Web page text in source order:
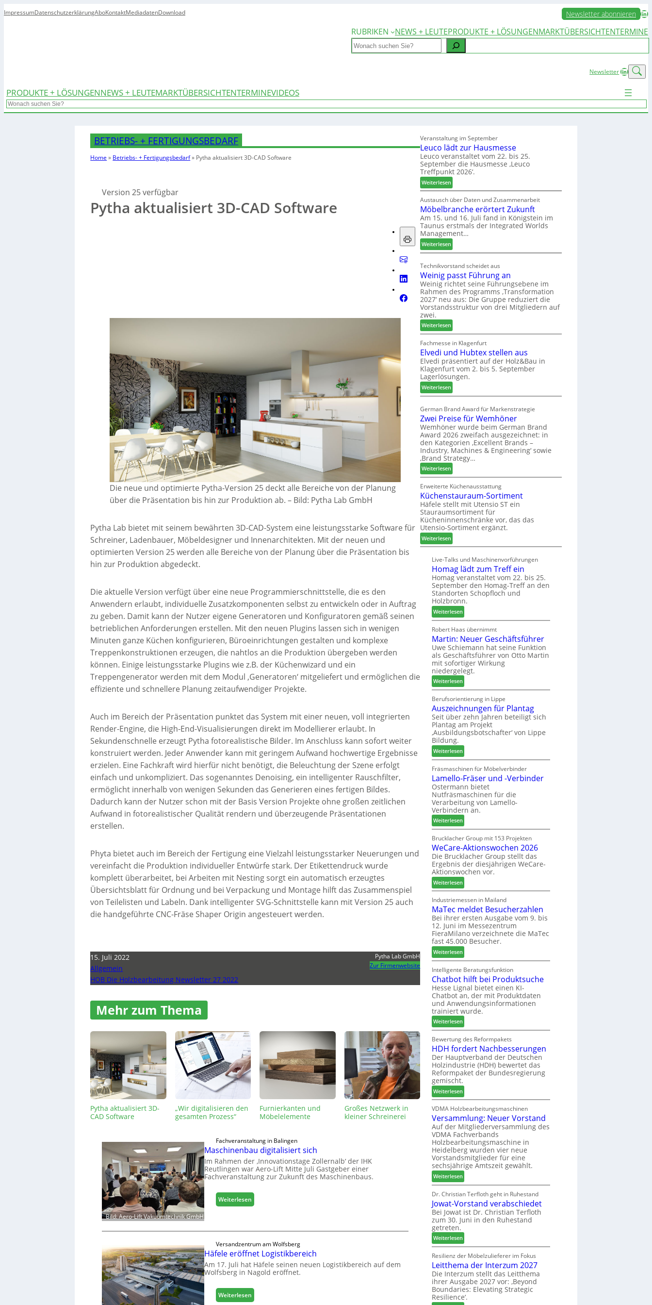
ImpressumDatenschutzerklärungAboKontaktMediadatenDownload Newsletter abonnieren LinkedIn
RUBRIKEN
NEWS + LEUTEPRODUKTE + LÖSUNGENMARKTÜBERSICHTENTERMINE
Search
NewsletterLinkedIn
PRODUKTE + LÖSUNGENNEWS + LEUTEMARKTÜBERSICHTENTERMINEVIDEOS
Search
BETRIEBS- + FERTIGUNGSBEDARF
Home » Betriebs- + Fertigungsbedarf» Pytha aktualisiert 3D-CAD Software
Version 25 verfügbar
Pytha aktualisiert 3D-CAD Software
Die neue und optimierte Pytha-Version 25 deckt alle Bereiche von der Planung
über die Präsentation bis hin zur Produktion ab. – Bild: Pytha Lab GmbH
Pytha Lab bietet mit seinem bewährten 3D-CAD-System eine leistungsstarke Software für
Schreiner, Ladenbauer, Möbeldesigner und Innenarchitekten. Mit der neuen und
optimierten Version 25 werden alle Bereiche von der Planung über die Präsentation bis
hin zur Produktion abgedeckt.
Die aktuelle Version verfügt über eine neue Programmierschnittstelle, die es den
Anwendern erlaubt, individuelle Zusatzkomponenten selbst zu entwickeln oder in Auftrag
zu geben. Damit kann der Nutzer eigene Generatoren und Konfiguratoren gemäß seinen
betrieblichen Anforderungen erstellen. Mit den neuen Plugins lassen sich in wenigen
Minuten ganze Küchen konfigurieren, Büroeinrichtungen gestalten und komplexe
Treppenkonstruktionen erzeugen, die nahtlos an die Produktion übergeben werden
können. Einige leistungsstarke Plugins wie z.B. der Küchenwizard und ein
Treppengenerator werden mit dem Modul ‚Generatoren‘ mitgeliefert und ermöglichen die
effiziente und schnellere Planung zeitaufwendiger Projekte.
Auch im Bereich der Präsentation punktet das System mit einer neuen, voll integrierten
Render-Engine, die High-End-Visualisierungen direkt im Modellierer erlaubt. In
Sekundenschnelle erzeugt Pytha fotorealistische Bilder. Im Anschluss kann sofort weiter
konstruiert werden. Jeder Anwender kann mit geringem Aufwand hochwertige Ergebnisse
erzielen. Eine Fachkraft wird hierfür nicht benötigt, die Beleuchtung der Szene erfolgt
einfach und unkompliziert. Das sogenanntes Denoising, ein intelligenter Rauschfilter,
ermöglicht innerhalb von wenigen Sekunden das Generieren eines fertigen Bildes.
Dadurch kann der Nutzer schon mit der Basis Version Projekte ohne großen zeitlichen
Aufwand in fotorealistischer Qualität rendern und überzeugende Präsentationen
erstellen.
Phyta bietet auch im Bereich der Fertigung eine Vielzahl leistungsstarker Neuerungen und
vereinfacht die Produktion individueller Entwürfe stark. Der Etikettendruck wurde
komplett überarbeitet, bei Arbeiten mit Nesting sorgt ein automatisch erzeugtes
Übersichtsblatt für Ordnung und bei Verpackung und Montage hilft das Zusammenspiel
von Teilelisten und Labeln. Dank intelligenter SVG-Schnittstelle kann mit Version 25 auch
die handgeführte CNC-Fräse Shaper Origin angesteuert werden.
15. Juli 2022
Allgemein
HOB Die Holzbearbeitung Newsletter 27 2022
Pytha Lab GmbH
Zur Firmenwebsite
Mehr zum Thema
Pytha aktualisiert 3D-
CAD Software
„Wir digitalisieren den
gesamten Prozess“
Furnierkanten und
Möbelelemente
Großes Netzwerk in
kleiner Schreinerei
Bild: Aero-Lift Vakuumtechnik GmbH
Fachveranstaltung in Balingen
Maschinenbau digitalisiert sich
Im Rahmen der ‚Innovationstage Zollernalb‘ der IHK
Reutlingen war Aero-Lift Mitte Juli Gastgeber einer
Fachveranstaltung zur Zukunft des Maschinenbaus.
Weiterlesen:
M
h
i
n
e
b
a
Versandzentrum am Wolfsberg
Häfele eröffnet Logistikbereich
Am 17. Juli hat Häfele seinen neuen Logistikbereich auf dem
Wolfsberg in Nagold eröffnet.
Weiterlesen:
Veranstaltung im September
Leuco lädt zur Hausmesse
Leuco veranstaltet vom 22. bis 25.
September die Hausmesse ‚Leuco
Treffpunkt 2026‘.
Weiterlesen:
L
e
u
c
o
l
d
z
u
r
H
a
s
m
s
s
e
Austausch über Daten und Zusammenarbeit
Möbelbranche erörtert Zukunft
Am 15. und 16. Juli fand in Königstein im
Taunus erstmals der Integrated Worlds
Management…
Weiterlesen:
M
b
e
l
b
r
n
c
h
e
r
ö
r
t
r
t
Z
u
k
u
n
f
t
Technikvorstand scheidet aus
Weinig passt Führung an
Weinig richtet seine Führungsebene im
Rahmen des Programms ‚Transformation
2027‘ neu aus: Die Gruppe reduziert die
Vorstandsstruktur von drei Mitgliedern auf
zwei.
Weiterlesen:
W
e
i
n
i
g
a
s
t
F
ü
h
r
u
n
a
n
Fachmesse in Klagenfurt
Elvedi und Hubtex stellen aus
Elvedi präsentiert auf der Holz&Bau in
Klagenfurt vom 2. bis 5. September
Lagerlösungen.
Weiterlesen:
E
v
e
d
i
u
n
d
H
u
t
e
x
s
t
e
l
e
n
a
u
s
German Brand Award für Markenstrategie
Zwei Preise für Wemhöner
Wemhöner wurde beim German Brand
Award 2026 zweifach ausgezeichnet: in
den Kategorien ‚Excellent Brands –
Industry, Machines & Engineering‘ sowie
‚Brand Strategy…
Weiterlesen:
Z
w
e
i
P
r
e
i
s
f
ü
r
W
e
m
h
n
e
r
Erweiterte Küchenausstattung
Küchenstauraum-Sortiment
Häfele stellt mit Utensio ST ein
Stauraumsortiment für
Kücheninnenschränke vor, das das
Utensio-Sortiment ergänzt.
Weiterlesen:
K
c
h
e
n
s
t
a
r
a
u
m
-
S
o
t
i
m
e
n
t
Live-Talks und Maschinenvorführungen
Homag lädt zum Treff ein
Homag veranstaltet vom 22. bis 25.
September den Homag-Treff an den
Standorten Schopfloch und
Holzbronn.
Weiterlesen:
H
o
m
a
g
l
ä
d
t
z
u
m
T
r
f
f
e
i
n
Robert Haas übernimmt
Martin: Neuer Geschäftsführer
Uwe Schiemann hat seine Funktion
als Geschäftsführer von Otto Martin
mit sofortiger Wirkung
niedergelegt.
Weiterlesen:
M
a
r
t
i
n
N
e
u
e
r
G
e
s
c
h
ä
f
t
s
f
ü
h
r
e
r
Berufsorientierung in Lippe
Auszeichnungen für Plantag
Seit über zehn Jahren beteiligt sich
Plantag am Projekt
‚Ausbildungsbotschafter‘ von Lippe
Bildung.
Weiterlesen:
A
u
s
z
e
i
c
h
n
u
n
g
e
n
ü
r
P
l
a
n
t
a
g
Fräsmaschinen für Möbelverbinder
Lamello-Fräser und -Verbinder
Ostermann bietet
Nutfräsmaschinen für die
Verarbeitung von Lamello-
Verbindern an.
Weiterlesen:
L
a
m
e
l
l
-
F
r
ä
s
e
r
u
n
d
-
V
e
r
b
i
n
d
e
r
Brucklacher Group mit 153 Projekten
WeCare-Aktionswochen 2026
Die Brucklacher Group stellt das
Ergebnis der diesjährigen WeCare-
Aktionswochen vor.
Weiterlesen:
W
e
C
a
r
e
-
A
k
t
i
o
n
s
w
o
c
h
e
n
2
0
2
6
Industriemessen in Mailand
MaTec meldet Besucherzahlen
Bei ihrer ersten Ausgabe vom 9. bis
12. Juni im Messezentrum
FieraMilano verzeichnete die MaTec
fast 45.000 Besucher.
Weiterlesen:
M
a
T
e
c
m
e
l
d
e
t
B
e
s
u
c
h
e
r
z
a
h
l
e
n
Intelligente Beratungsfunktion
Chatbot hilft bei Produktsuche
Hesse Lignal bietet einen KI-
Chatbot an, der mit Produktdaten
und Anwendungsinformationen
trainiert wurde.
Weiterlesen:
C
h
a
t
b
o
t
h
i
l
f
t
b
e
i
P
r
o
d
u
k
t
s
u
c
h
e
Bewertung des Reformpakets
HDH fordert Nachbesserungen
Der Hauptverband der Deutschen
Holzindustrie (HDH) bewertet das
Reformpaket der Bundesregierung
gemischt.
Weiterlesen:
H
D
H
f
o
r
d
e
r
t
N
a
c
h
b
s
s
e
r
u
n
g
e
VDMA Holzbearbeitungsmaschinen
Versammlung: Neuer Vorstand
Auf der Mitgliederversammlung des
VDMA Fachverbands
Holzbearbeitungsmaschine in
Heidelberg wurden vier neue
Vorstandsmitglieder für eine
sechsjährige Amtszeit gewählt.
Weiterlesen:
V
e
r
s
a
m
l
u
n
g
:
N
e
Dr. Christian Terfloth geht in Ruhestand
Jowat-Vorstand verabschiedet
Bei Jowat ist Dr. Christian Terfloth
zum 30. Juni in den Ruhestand
getreten.
Weiterlesen:
J
o
w
a
t
-
V
Resilienz der Möbelzulieferer im Fokus
Leitthema der Interzum 2027
Die Interzum stellt das Leitthema
ihrer Ausgabe 2027 vor: ‚Beyond
Boundaries: Elevating Strategic
Resilience‘.